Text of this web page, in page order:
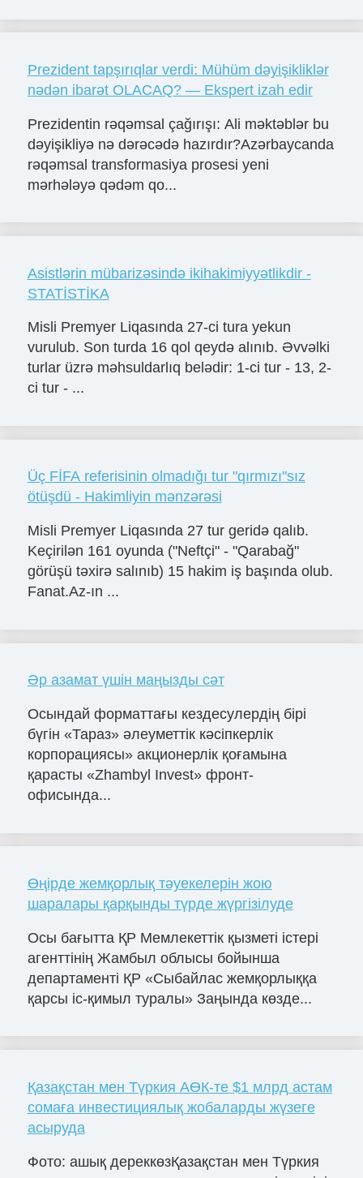
Prezident tapşırıqlar verdi: Mühüm dəyişikliklər
nədən ibarət OLACAQ? — Ekspert izah edir
Prezidentin rəqəmsal çağırışı: Ali məktəblər bu
dəyişikliyə nə dərəcədə hazırdır?Azərbaycanda
rəqəmsal transformasiya prosesi yeni
mərhələyə qədəm qo...
Asistlərin mübarizəsində ikihakimiyyətlikdir -
STATİSTİKA
Misli Premyer Liqasında 27-ci tura yekun
vurulub. Son turda 16 qol qeydə alınıb. Əvvəlki
turlar üzrə məhsuldarlıq belədir: 1-ci tur - 13, 2-
ci tur - ...
Üç FİFA referisinin olmadığı tur "qırmızı"sız
ötüşdü - Hakimliyin mənzərəsi
Misli Premyer Liqasında 27 tur geridə qalıb.
Keçirilən 161 oyunda ("Neftçi" - "Qarabağ"
görüşü təxirə salınıb) 15 hakim iş başında olub.
Fanat.Az-ın ...
Әр азамат үшін маңызды сәт
Осындай форматтағы кездесулердің бірі
бүгін «Тараз» әлеуметтік кәсіпкерлік
корпорациясы» акционерлік қоғамына
қарасты «Zhambyl Invest» фронт-
офисында...
Өңірде жемқорлық тәуекелерін жою
шаралары қарқынды түрде жүргізілуде
Осы бағытта ҚР Мемлекеттік қызметі істері
агенттінің Жамбыл облысы бойынша
департаменті ҚР «Сыбайлас жемқорлыққа
қарсы іс-қимыл туралы» Заңында көзде...
Қазақстан мен Түркия АӨК-те $1 млрд астам
сомаға инвестициялық жобаларды жүзеге
асыруда
Фото: ашық дереккөзҚазақстан мен Түркия